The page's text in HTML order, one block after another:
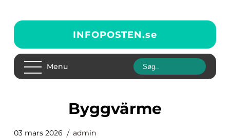
INFOPOSTEN.se
Menu
Byggvärme
03 mars 2026 admin